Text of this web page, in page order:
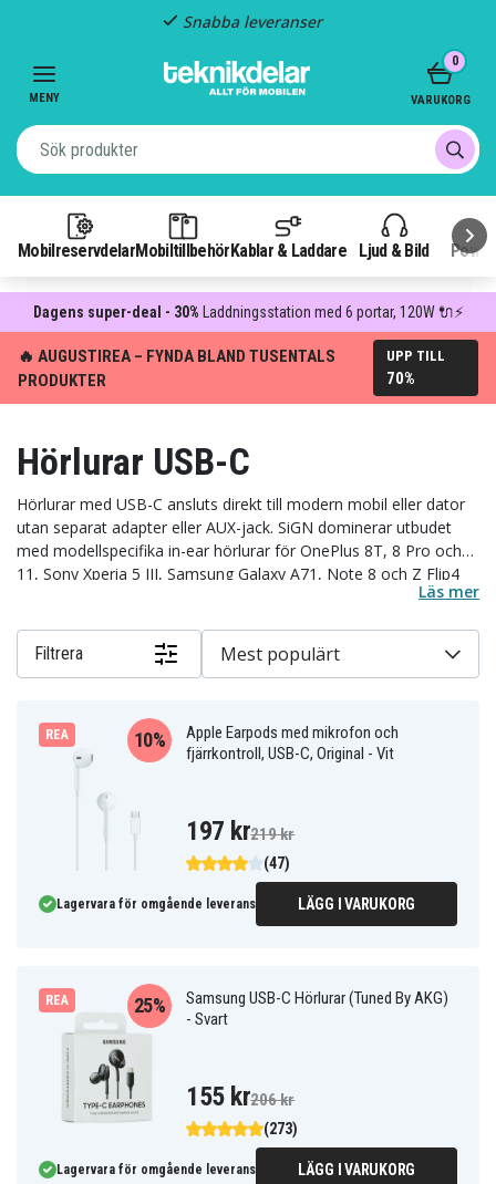
Fast frakt: 29 kr
MENY
MobilreservdelarMobiltillbehör Kablar & Laddare Ljud & Bild
0
VARUKORG
Dagens super-deal - 30% Laddningsstation med 6 portar, 120W 🔌⚡
🔥 AUGUSTIREA – FYNDA BLAND TUSENTALS
PRODUKTER
UPP TILL
70%
Hörlurar USB-C
Hörlurar med USB-C ansluts direkt till modern mobil eller dator
utan separat adapter eller AUX-jack. SiGN dominerar utbudet
med modellspecifika in-ear hörlurar för OnePlus 8T, 8 Pro och
11, Sony Xperia 5 III, Samsung Galaxy A71, Note 8 och Z Flip4
samt iPhone 15, 16 och 17. Inbyggd DAC i kontakten levererar
inte. Apple och Samsung tillverkar originalmodeller med Hi-Res-
ljud.
Läs mer
Filtrera Mest populärt
REA
Apple Earpods med mikrofon och
fjärrkontroll, USB-C, Original - Vit
(47)
10%
197 kr219 kr
Lagervara för omgående leverans LÄGG I VARUKORG
REA
Samsung USB-C Hörlurar (Tuned By AKG)
- Svart
(273)
25%
155 kr206 kr
Lagervara för omgående leverans LÄGG I VARUKORG